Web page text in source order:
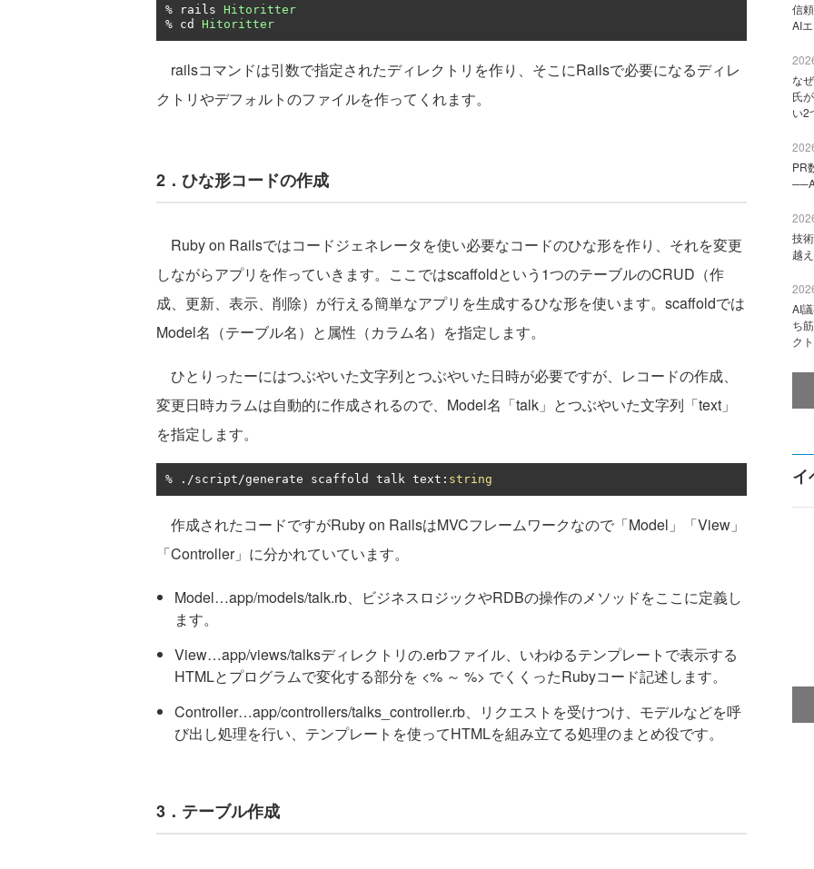
% rails Hitoritter
% cd Hitoritter
railsコマンドは引数で指定されたディレクトリを作り、そこにRailsで必要になるディレ
クトリやデフォルトのファイルを作ってくれます。
2．ひな形コードの作成
Ruby on Railsではコードジェネレータを使い必要なコードのひな形を作り、それを変更
しながらアプリを作っていきます。ここではscaffoldという1つのテーブルのCRUD（作
成、更新、表示、削除）が行える簡単なアプリを生成するひな形を使います。scaffoldでは
Model名（テーブル名）と属性（カラム名）を指定します。
ひとりったーにはつぶやいた文字列とつぶやいた日時が必要ですが、レコードの作成、
変更日時カラムは自動的に作成されるので、Model名「talk」とつぶやいた文字列「text」
を指定します。
% ./script/generate scaffold talk text : string
作成されたコードですがRuby on RailsはMVCフレームワークなので「Model」「View」
「Controller」に分かれていています。
Model…app/models/talk.rb、ビジネスロジックやRDBの操作のメソッドをここに定義し
ます。
View…app/views/talksディレクトリの.erbファイル、いわゆるテンプレートで表示する
HTMLとプログラムで変化する部分を <% ～ %> でくくったRubyコード記述します。
Controller…app/controllers/talks_controller.rb、リクエストを受けつけ、モデルなどを呼
び出し処理を行い、テンプレートを使ってHTMLを組み立てる処理のまとめ役です。
3．テーブル作成
信
AI
な
氏
い2
PR
技
越
AI
ち
ク
イ